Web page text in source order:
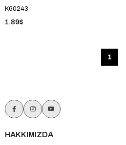
K60243
1.89$
1
HAKKIMIZDA